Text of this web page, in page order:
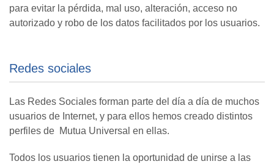
para evitar la pérdida, mal uso, alteración, acceso no
autorizado y robo de los datos facilitados por los usuarios.
Redes sociales
Las Redes Sociales forman parte del día a día de muchos
usuarios de Internet, y para ellos hemos creado distintos
perfiles de Mutua Universal en ellas.
Todos los usuarios tienen la oportunidad de unirse a las